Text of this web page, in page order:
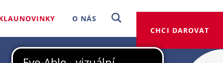
CHCI DAROVAT
O NÁS